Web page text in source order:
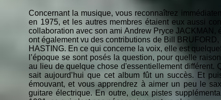
Concernant la musique, vous reconnaîtrez
en 1975, et les autres membres étaient eux aussi
collaboration avec son ami Andrew Pryce JACKMAN,
ont également vu des contributions de Bill
HASTING. En ce qui concerne la voix, elle est
l’époque se sont posés la question, pour quelle
au lieu de quelque chose d'essentiellement différent.
sait aujourd’hui que cet album fût un succès. Et
émouvant, et vous apprendrez à aimer un peu le
guitare électrique. En outre, deux pistes